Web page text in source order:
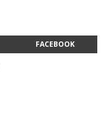
FACEBOOK